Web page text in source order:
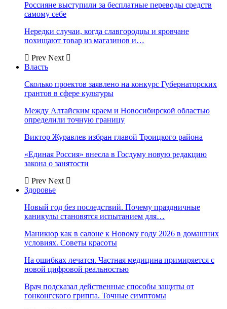
Россияне выступили за бесплатные переводы средств
самому себе
Нередки случаи, когда славгородцы и яровчане
похищают товар из магазинов и…
Prev Next
Власть
Сколько проектов заявлено на конкурс Губернаторских
грантов в сфере культуры
Между Алтайским краем и Новосибирской областью
определили точную границу
Виктор Журавлев избран главой Троицкого района
«Единая Россия» внесла в Госдуму новую редакцию
закона о занятости
Prev Next
Здоровье
Новый год без последствий. Почему праздничные
каникулы становятся испытанием для…
Маникюр как в салоне к Новому году 2026 в домашних
условиях. Советы красоты
На ошибках лечатся. Частная медицина примиряется с
новой цифровой реальностью
Врач подсказал действенные способы защиты от
гонконгского гриппа. Точные симптомы